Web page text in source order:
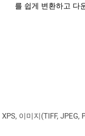
를 쉽게 변환하고 다
이미지(TIFF,